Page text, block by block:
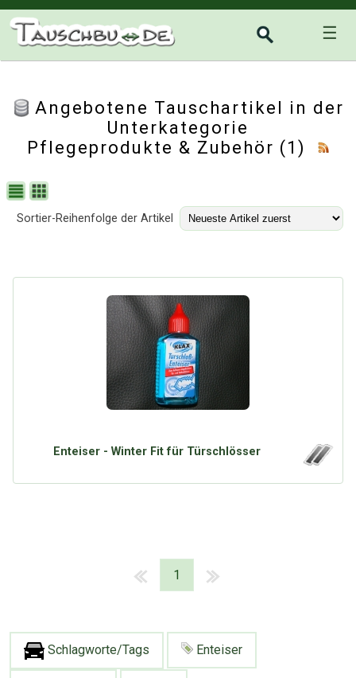
☰
Angebotene Tauschartikel in der
Unterkategorie
Pflegeprodukte & Zubehör (1)
Sortier-Reihenfolge der Artikel
Enteiser - Winter Fit für Türschlösser
1
Schlagworte/Tags Enteiser